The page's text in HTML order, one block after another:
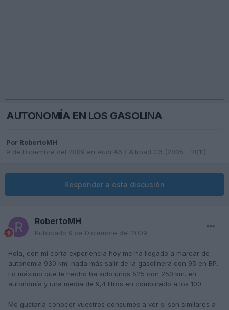
AUTONOMÍA EN LOS GASOLINA
Por RobertoMH
9 de Diciembre del 2009 en Audi A6 / Allroad C6 (2005 - 2011)
Responder a esta discusión
RobertoMH
Publicado 9 de Diciembre del 2009
Hola, con mi corta experiencia hoy me ha llegado a marcar de
autonomía 930 km. nada más salir de la gasolinera con 95 en BP.
Lo máximo que le hecho ha sido unos 525 con 250 km. en
autonomía y una media de 9,4 litros en combinado a los 100.
Me gustaría conocer vuestros consumos a ver si son similares a